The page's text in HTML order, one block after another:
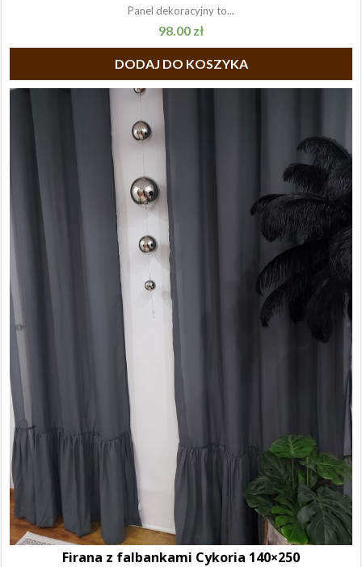
Panel dekoracyjny to...
98.00 zł
DODAJ DO KOSZYKA
Firana z falbankami Cykoria 140×250